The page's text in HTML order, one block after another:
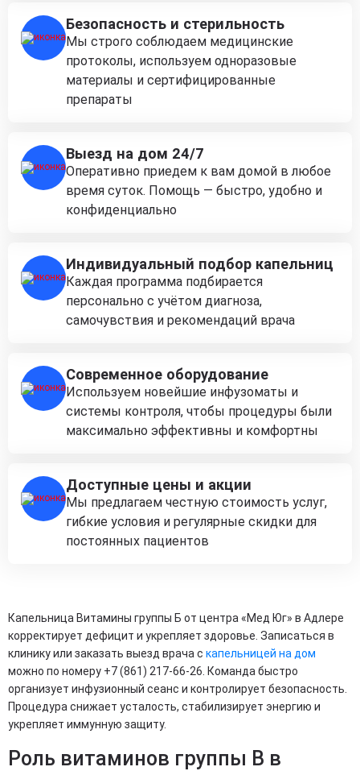
Безопасность и стерильность
Мы строго соблюдаем медицинские
протоколы, используем одноразовые
материалы и сертифицированные
препараты
Выезд на дом 24/7
Оперативно приедем к вам домой в любое
время суток. Помощь — быстро, удобно и
конфиденциально
Индивидуальный подбор капельниц
Каждая программа подбирается
персонально с учётом диагноза,
самочувствия и рекомендаций врача
Современное оборудование
Используем новейшие инфузоматы и
системы контроля, чтобы процедуры были
максимально эффективны и комфортны
Доступные цены и акции
Мы предлагаем честную стоимость услуг,
гибкие условия и регулярные скидки для
постоянных пациентов
Капельница Витамины группы Б от центра «Мед Юг» в Адлере
корректирует дефицит и укрепляет здоровье. Записаться в
клинику или заказать выезд врача с капельницей на дом
можно по номеру +7 (861) 217-66-26. Команда быстро
организует инфузионный сеанс и контролирует безопасность.
Процедура снижает усталость, стабилизирует энергию и
укрепляет иммунную защиту.
Роль витаминов группы B в